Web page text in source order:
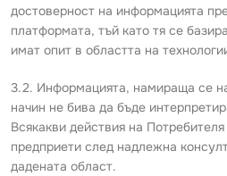
достоверност на информацията
платформата, тъй като тя се
имат опит в областта на
3.2. Информацията, намираща се
начин не бива да бъде
Всякакви действия на
предприети след надлежна
дадената област.